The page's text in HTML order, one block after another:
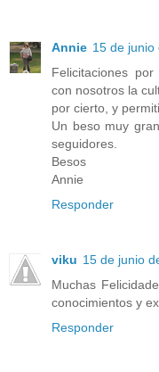
Annie 15 de junio
Felicitaciones
con nosotros la
por cierto, y
Un beso muy
seguidores.
Besos
Annie
Responder
viku 15 de junio
Muchas
conocimientos y
Responder